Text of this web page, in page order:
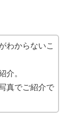
わからないこ
介。
真でご紹介で